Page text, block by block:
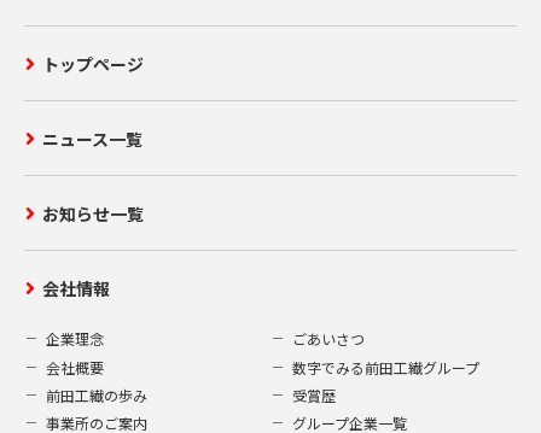
トップページ
ニュース一覧
お知らせ一覧
会社情報
企業理念
ごあいさつ
会社概要
数字でみる前田工繊グループ
前田工繊の歩み
受賞歴
事業所のご案内
グループ企業一覧